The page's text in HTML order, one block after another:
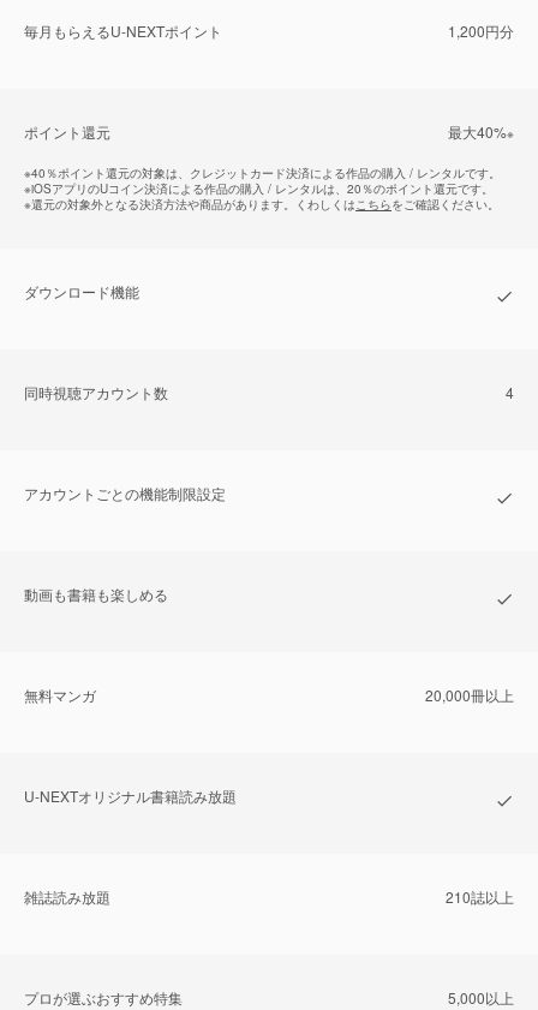
毎⽉もらえるU-NEXTポイント 1,200円分
ポイント還元 最⼤40%※
※40％ポイント還元の対象は、クレジットカード決済による作品の購入 / レンタルです。
※iOSアプリのUコイン決済による作品の購入 / レンタルは、20％のポイント還元です。
※還元の対象外となる決済方法や商品があります。くわしくはこちらをご確認ください。
ダウンロード機能
同時視聴アカウント数 4
アカウントごとの機能制限設定
動画も書籍も楽しめる
無料マンガ 20,000冊以上
U-NEXTオリジナル書籍読み放題
雑誌読み放題 210誌以上
プロが選ぶおすすめ特集 5,000以上